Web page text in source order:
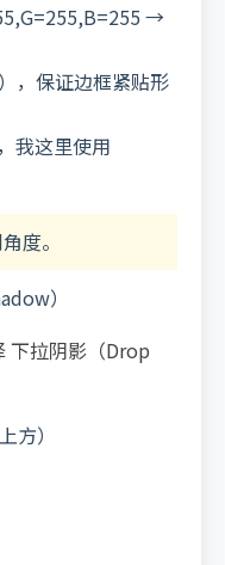
→
，保证边框紧贴形
我这里使用
度。
）
下拉阴影（Drop
方）